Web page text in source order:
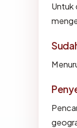
Untuk